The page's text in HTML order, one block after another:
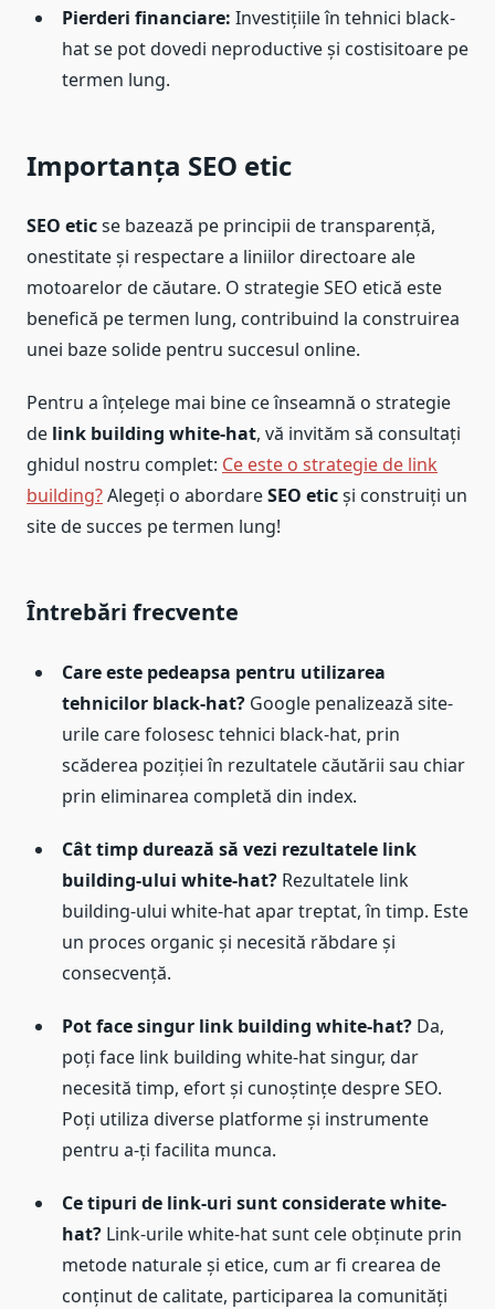
Pierderi financiare: Investițiile în tehnici black-
hat se pot dovedi neproductive și costisitoare pe
termen lung.
Importanța SEO etic
SEO eticse bazează pe principii de transparență,
onestitate și respectare a liniilor directoare ale
motoarelor de căutare. O strategie SEO etică este
benefică pe termen lung, contribuind la construirea
unei baze solide pentru succesul online.
Pentru a înțelege mai bine ce înseamnă o strategie
de link building white-hat, vă invităm să consultați
ghidul nostru complet: Ce este o strategie de link
building?Alegeți o abordareSEO eticși construiți un
site de succes pe termen lung!
Întrebări frecvente
Care este pedeapsa pentru utilizarea
tehnicilor black-hat? Google penalizează site-
urile care folosesc tehnici black-hat, prin
scăderea poziției în rezultatele căutării sau chiar
prin eliminarea completă din index.
Cât timp durează să vezi rezultatele link
building-ului white-hat? Rezultatele link
building-ului white-hat apar treptat, în timp. Este
un proces organic și necesită răbdare și
consecvență.
Pot face singur link building white-hat? Da,
poți face link building white-hat singur, dar
necesită timp, efort și cunoștințe despre SEO.
Poți utiliza diverse platforme și instrumente
pentru a-ți facilita munca.
Ce tipuri de link-uri sunt considerate white-
hat? Link-urile white-hat sunt cele obținute prin
metode naturale și etice, cum ar fi crearea de
conținut de calitate, participarea la comunități